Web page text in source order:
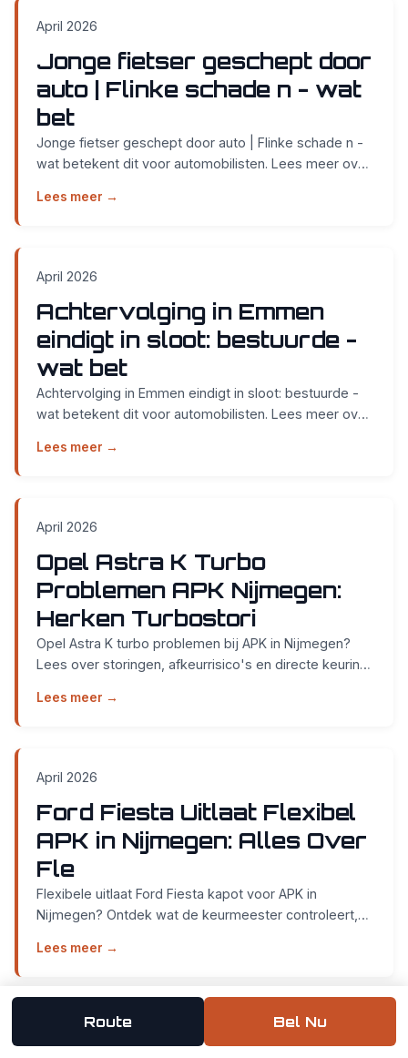
April 2026
Jonge fietser geschept door
auto | Flinke schade n - wat
bet
Jonge fietser geschept door auto | Flinke schade n -
wat betekent dit voor automobilisten. Lees meer over
Lees meer →
April 2026
Achtervolging in Emmen
eindigt in sloot: bestuurde -
wat bet
Achtervolging in Emmen eindigt in sloot: bestuurde -
wat betekent dit voor automobilisten. Lees meer over
Lees meer →
April 2026
Opel Astra K Turbo
Problemen APK Nijmegen:
Herken Turbostori
Opel Astra K turbo problemen bij APK in Nijmegen?
Lees over storingen, afkeurrisico's en directe keuring
Lees meer →
April 2026
Ford Fiesta Uitlaat Flexibel
APK in Nijmegen: Alles Over
Fle
Flexibele uitlaat Ford Fiesta kapot voor APK in
Nijmegen? Ontdek wat de keurmeester controleert,
Smi...
Lees meer →
April 2026Route Bel Nu